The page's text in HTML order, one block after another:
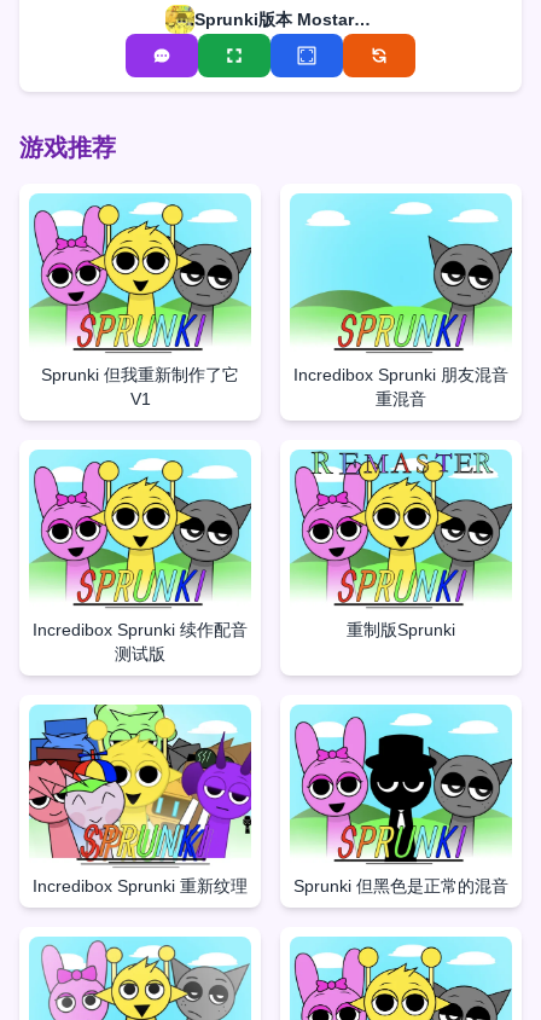
Sprunki版本 Mostard Remix
游戏推荐
Sprunki 但我重新制作了它
V1
Incredibox Sprunki 朋友混音
重混音
Incredibox Sprunki 续作配音
测试版
重制版Sprunki
Incredibox Sprunki 重新纹理 Sprunki 但黑色是正常的混音